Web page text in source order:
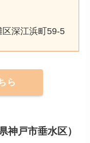
深江浜町59-5
ら
神戸市垂水区）